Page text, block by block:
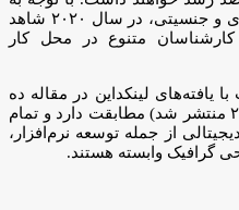
افزایش نگرانی‌ها درباره برابری نژادی و جنسیتی، در سال ۲۰۲۰ شاهد
کارشناسان متنوع در محل کار
یافته‌های لینکداین در مقاله ده
شغل برتر پر تقاضا (که در سال ۲۰۲۰ منتشر شد) مطابقت دارد و تمام
از جمله توسعه نرم‌افزار،
گرافیک وابسته هستند.